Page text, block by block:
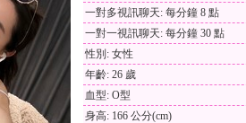
一對多視訊聊天: 每分鐘 8 點
一對一視訊聊天: 每分鐘 30 點
性別: 女性
年齡: 26 歲
血型: O型
身高: 166 公分(cm)